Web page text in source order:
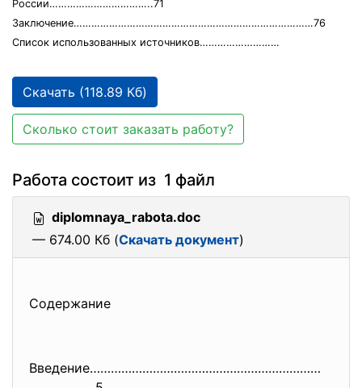
России……………………………..71
Заключение………………………………………………………………………76
Список использованных источников………………………
Скачать (118.89 Кб)
Сколько стоит заказать работу?
Работа состоит из 1 файл
diplomnaya_rabota.doc
— 674.00 Кб (Скачать документ)
Содержание
Введение…………………………………………………………